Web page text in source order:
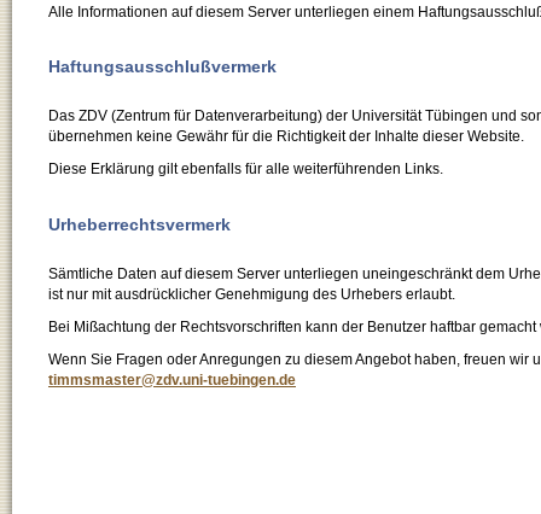
Alle Informationen auf diesem Server unterliegen einem
Haftungsausschlußvermerk
Das ZDV (Zentrum für Datenverarbeitung) der Universität Tübingen und
übernehmen keine Gewähr für die Richtigkeit der Inhalte dieser Website.
Diese Erklärung gilt ebenfalls für alle weiterführenden Links.
Urheberrechtsvermerk
Sämtliche Daten auf diesem Server unterliegen uneingeschränkt dem
ist nur mit ausdrücklicher Genehmigung des Urhebers erlaubt.
Bei Mißachtung der Rechtsvorschriften kann der Benutzer haftbar gemacht
Wenn Sie Fragen oder Anregungen zu diesem Angebot haben, freuen wir
timmsmaster@zdv.uni-tuebingen.de